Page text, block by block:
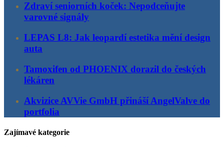
Zdraví seniorních koček: Nepodceňujte
varovné signály
LEPAS L8: Jak leopardí estetika mění design
auta
Tamoxifen od PHOENIX dorazil do českých
lékáren
Akvizice AVVie GmbH přináší AngelValve do
portfolia
Zajímavé kategorie